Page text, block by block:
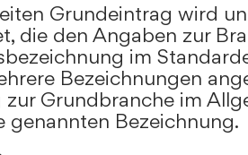
Grundeintrag wird
die den Angaben zur
im
Bezeichnungen
Grundbranche im
genannten Bezeichnung.